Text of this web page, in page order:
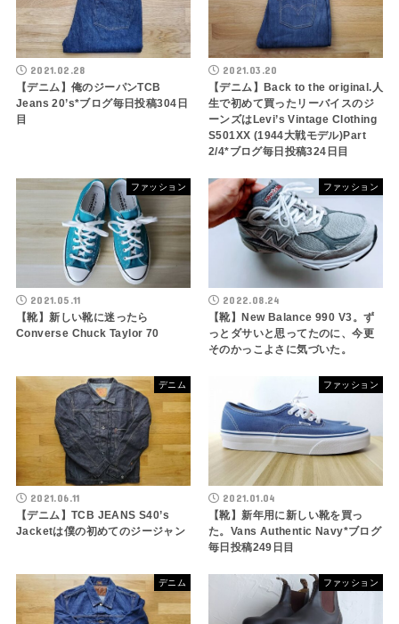
2021.02.28
【デニム】俺のジーパンTCB
Jeans 20’s*ブログ毎日投稿304日
目
2021.03.20
【デニム】Back to the original.人
生で初めて買ったリーバイスのジ
ーンズはLevi’s Vintage Clothing
S501XX (1944大戦モデル)Part
2/4*ブログ毎日投稿324日目
ファッション
2021.05.11
【靴】新しい靴に迷ったら
Converse Chuck Taylor 70
ファッション
2022.08.24
【靴】New Balance 990 V3。ず
っとダサいと思ってたのに、今更
そのかっこよさに気づいた。
デニム
2021.06.11
【デニム】TCB JEANS S40’s
Jacketは僕の初めてのジージャン
ファッション
2021.01.04
【靴】新年用に新しい靴を買っ
た。Vans Authentic Navy*ブログ
毎日投稿249日目
デニム ファッション